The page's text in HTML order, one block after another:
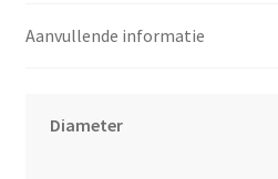
Aanvullende informatie
Diameter